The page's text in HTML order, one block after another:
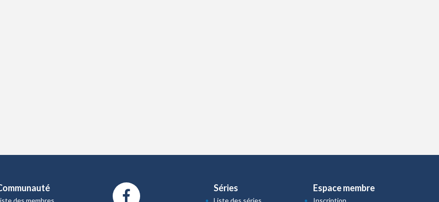
des membres
Séries
Liste des séries
Espace membre
Inscription